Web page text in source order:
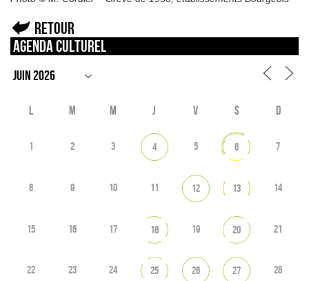
Retour
Agenda culturel
L M M J V S D
1 2 3 4 5 6 7
8 9 10 11 12 13 14
15 16 17 18 19 20 21
22 23 24 25 26 27 28